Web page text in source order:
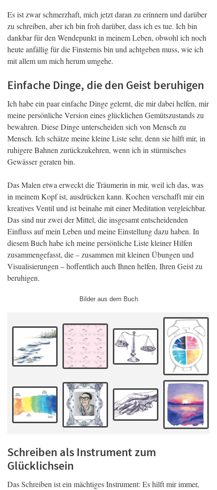
Es ist zwar schmerzhaft, mich jetzt daran zu erinnern und darüber
zu schreiben, aber ich bin froh darüber, dass ich es tue. Ich bin
dankbar für den Wendepunkt in meinem Leben, obwohl ich noch
heute anfällig für die Finsternis bin und achtgeben muss, wie ich
mit allem um mich herum umgehe.
Einfache Dinge, die den Geist beruhigen
Ich habe ein paar einfache Dinge gelernt, die mir dabei helfen, mir
meine persönliche Version eines glücklichen Gemütszustands zu
bewahren. Diese Dinge unterscheiden sich von Mensch zu
Mensch. Ich schätze meine kleine Liste sehr, denn sie hilft mir, in
ruhigere Bahnen zurückzukehren, wenn ich in stürmisches
Gewässer geraten bin.
Das Malen etwa erweckt die Träumerin in mir, weil ich das, was
in meinem Kopf ist, ausdrücken kann. Kochen verschafft mir ein
kreatives Ventil und ist beinahe mit einer Meditation vergleichbar.
Das sind nur zwei der Mittel, die insgesamt entscheidenden
Einfluss auf mein Leben und meine Einstellung dazu haben. In
diesem Buch habe ich meine persönliche Liste kleiner Hilfen
zusammengefasst, die – zusammen mit kleinen Übungen und
Visualisierungen – hoffentlich auch Ihnen helfen, Ihren Geist zu
beruhigen.
Bilder aus dem Buch
Schreiben als Instrument zum
Glücklichsein
Das Schreiben ist ein mächtiges Instrument: Es hilft mir immer,